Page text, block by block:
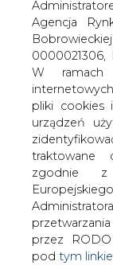
W ramach
pliki cookies
urządzeń
traktowane
zgodnie z
przez
podtym
Jeżeli
za
też Twoje
Strona główna /
padnie rekord
2018-12-07 00:00